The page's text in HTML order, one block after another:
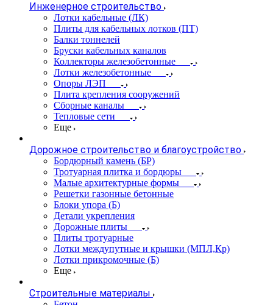
Инженерное строительство
Лотки кабельные (ЛК)
Плиты для кабельных лотков (ПТ)
Балки тоннелей
Бруски кабельных каналов
Коллекторы железобетонные
Лотки железобетонные
Опоры ЛЭП
Плита крепления сооружений
Сборные каналы
Тепловые сети
Еще
Дорожное строительство и благоустройство
Бордюрный камень (БР)
Тротуарная плитка и бордюры
Малые архитектурные формы
Решетки газонные бетонные
Блоки упора (Б)
Детали укрепления
Дорожные плиты
Плиты тротуарные
Лотки междупутные и крышки (МПЛ,Кр)
Лотки прикромочные (Б)
Еще
Строительные материалы